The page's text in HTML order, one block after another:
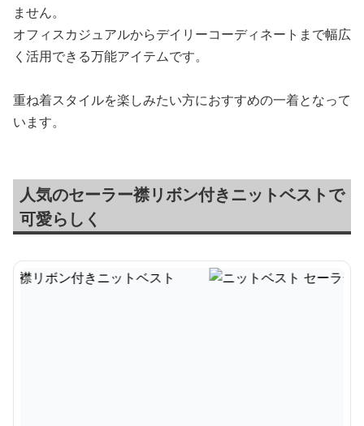
ません。
オフィスカジュアルからデイリーコーディネートまで幅広
く活用できる万能アイテムです。
重ね着スタイルを楽しみたい方におすすめの一着となって
います。
人気のセーラー襟リボン付きニットベストで
可愛らしく